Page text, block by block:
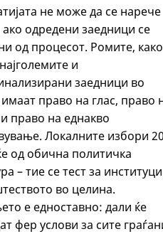
не може да се нарече
одредени заедници се
од процесот. Ромите, како
и
заедници во
имаат право на глас, право
право на еднакво
Локалните избори
од обична политичка
– тие се тест за
во целина.
е едноставно: дали ќе
фер услови за сите